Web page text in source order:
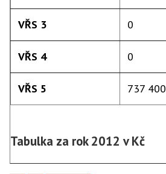
Tabulka za rok 2012 v Kč
VŘS 3 0
VŘS 4 0
VŘS 5 737 400